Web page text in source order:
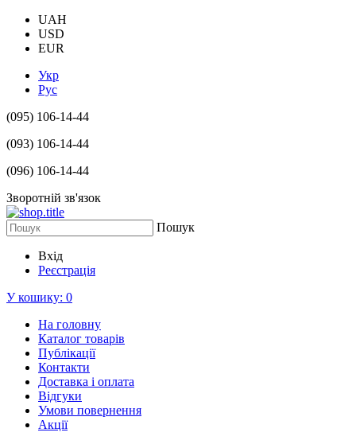
UAH
USD
EUR
Укр
Рус
(095) 106-14-44
(093) 106-14-44
(096) 106-14-44
Зворотній зв'язок
Пошук
Вхід
Реєстрація
У кошику: 0
На головну
Каталог товарів
Публікації
Контакти
Доставка і оплата
Відгуки
Умови повернення
Акції